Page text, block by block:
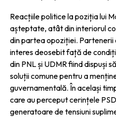
Reacțiile politice la poziția lui
așteptate, atât din interiorul
din partea opoziției.
interes deosebit față de
din PNL și UDMR fiind dispuși
soluții comune pentru a
guvernamentală. În același
care au perceput cerințele
generatoare de tensiuni